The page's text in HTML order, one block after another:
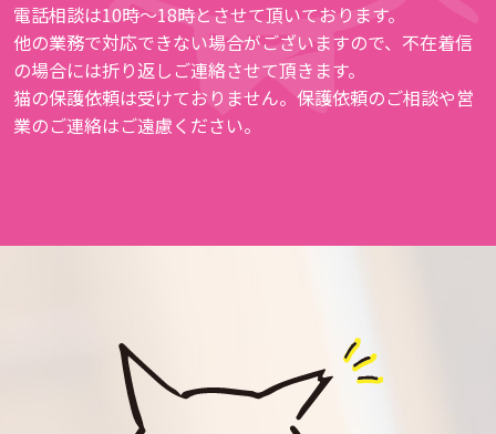
電話相談は10時〜18時とさせて頂いております。
他の業務で対応できない場合がございますので、不在着信
の場合には折り返しご連絡させて頂きます。
猫の保護依頼は受けておりません。保護依頼のご相談や営
業のご連絡はご遠慮ください。